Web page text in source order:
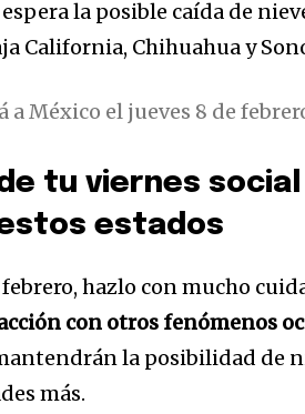
la posible caída de
California, Chihuahua y
México el jueves 8 de
tu viernes social
estados
hazlo con mucho
con otros fenómenos
la posibilidad de
más.